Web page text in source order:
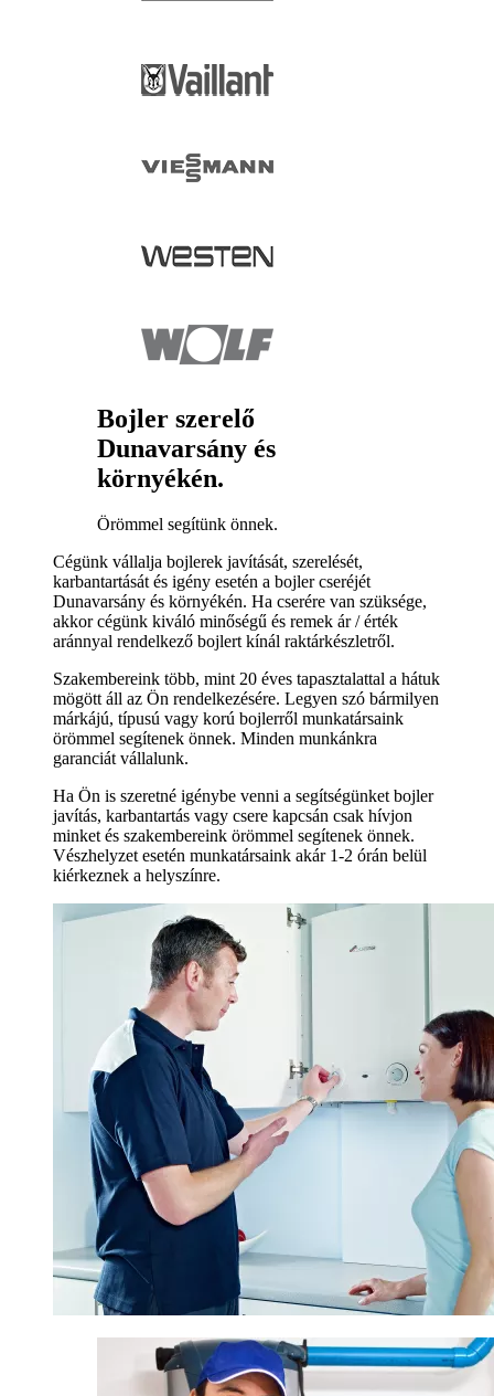
Bojler szerelő
Dunavarsány és
környékén.
Örömmel segítünk önnek.
Cégünk vállalja bojlerek javítását, szerelését,
karbantartását és igény esetén a bojler cseréjét
Dunavarsány és környékén. Ha cserére van szüksége,
akkor cégünk kiváló minőségű és remek ár / érték
aránnyal rendelkező bojlert kínál raktárkészletről.
Szakembereink több, mint 20 éves tapasztalattal a hátuk
mögött áll az Ön rendelkezésére. Legyen szó bármilyen
márkájú, típusú vagy korú bojlerről munkatársaink
örömmel segítenek önnek. Minden munkánkra
garanciát vállalunk.
Ha Ön is szeretné igénybe venni a segítségünket bojler
javítás, karbantartás vagy csere kapcsán csak hívjon
minket és szakembereink örömmel segítenek önnek.
Vészhelyzet esetén munkatársaink akár 1-2 órán belül
kiérkeznek a helyszínre.